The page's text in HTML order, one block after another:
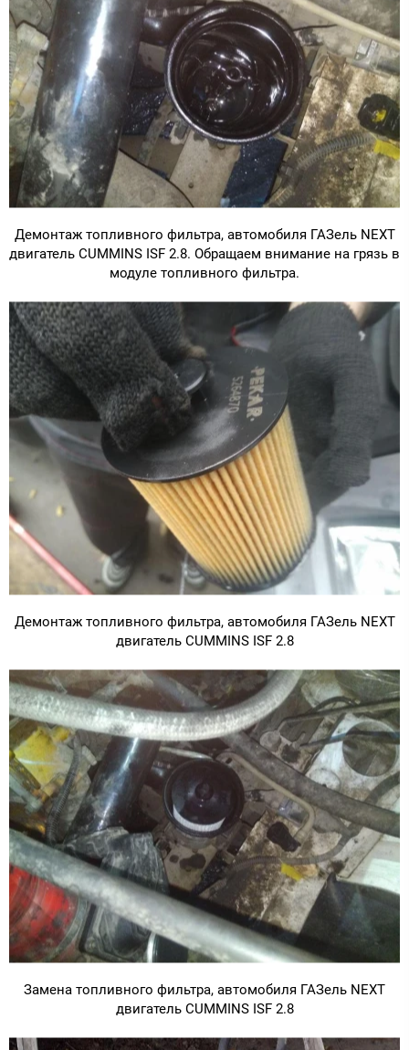
Демонтаж топливного фильтра, автомобиля ГАЗель NEXT
двигатель CUMMINS ISF 2.8. Обращаем внимание на грязь в
модуле топливного фильтра.
Демонтаж топливного фильтра, автомобиля ГАЗель NEXT
двигатель CUMMINS ISF 2.8
Замена топливного фильтра, автомобиля ГАЗель NEXT
двигатель CUMMINS ISF 2.8